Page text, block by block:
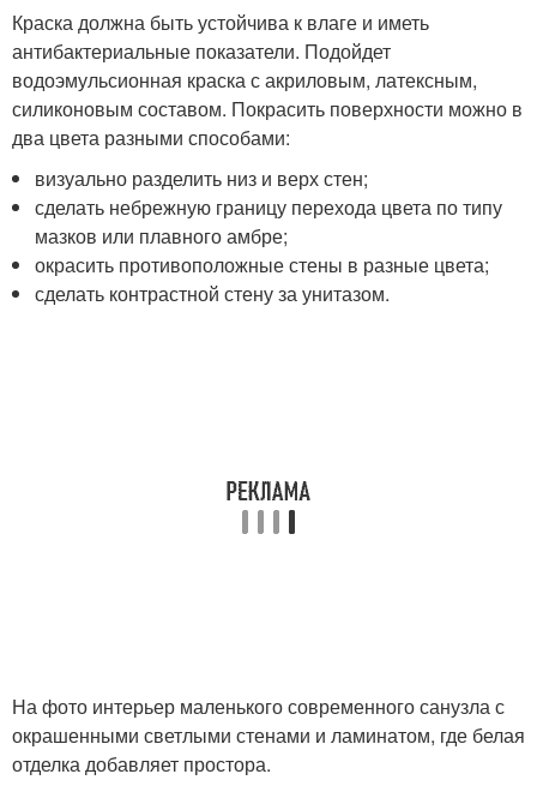
Краска должна быть устойчива к влаге и иметь
антибактериальные показатели. Подойдет
водоэмульсионная краска с акриловым, латексным,
силиконовым составом. Покрасить поверхности можно в
два цвета разными способами:
визуально разделить низ и верх стен;
сделать небрежную границу перехода цвета по типу
мазков или плавного амбре;
окрасить противоположные стены в разные цвета;
сделать контрастной стену за унитазом.
На фото интерьер маленького современного санузла с
окрашенными светлыми стенами и ламинатом, где белая
отделка добавляет простора.